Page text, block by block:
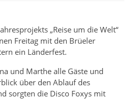
„Reise um die Welt“
Freitag mit den Brüeler
ein Länderfest.
und Marthe alle Gäste und
über den Ablauf des
sorgten die Disco Foxys mit